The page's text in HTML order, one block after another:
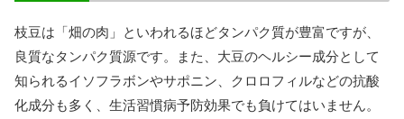
枝豆は「畑の肉」といわれるほどタンパク質が豊富ですが、
良質なタンパク質源です。また、大豆のヘルシー成分として
知られるイソフラボンやサポニン、クロロフィルなどの抗酸
化成分も多く、生活習慣病予防効果でも負けてはいません。